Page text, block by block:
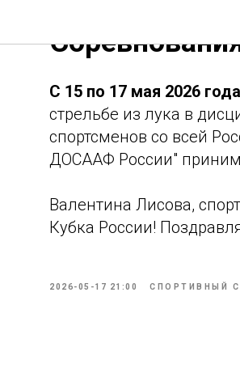
С 15 по 17 мая 2026 года
стрельбе из лука в
спортсменов со всей
ДОСААФ России"
Валентина Лисова,
Кубка России!
2026-05-17 21:00 СПОРТИВНЫЙ